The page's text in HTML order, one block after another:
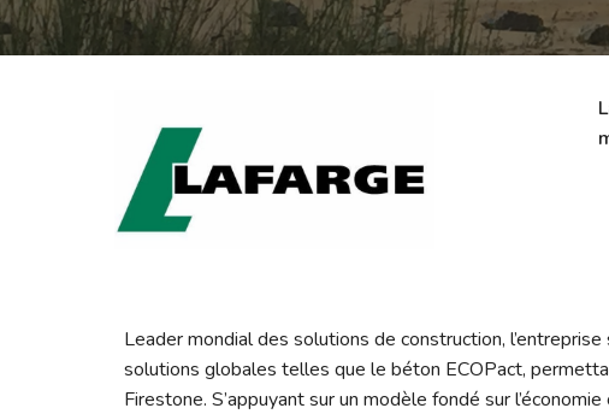
Leader mondial des solutions de construction,
solutions globales telles que le béton ECOPact,
Firestone. S’appuyant sur un modèle fondé sur